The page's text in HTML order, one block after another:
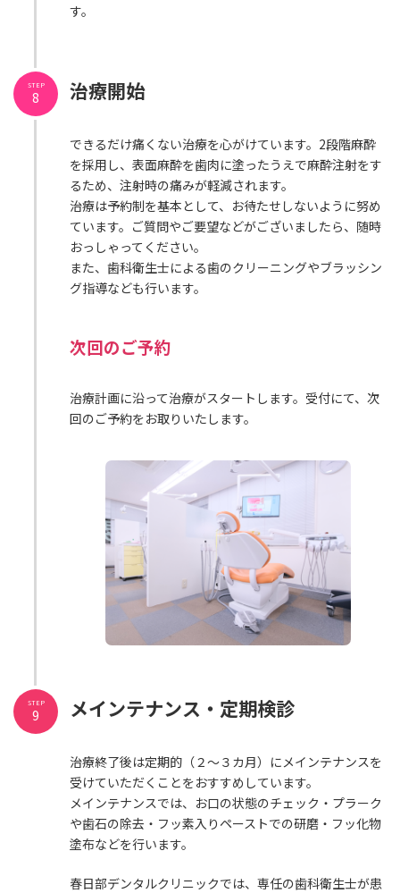
す。
治療開始
できるだけ痛くない治療を心がけています。2段階麻酔
を採用し、表面麻酔を歯肉に塗ったうえで麻酔注射をす
るため、注射時の痛みが軽減されます。
治療は予約制を基本として、お待たせしないように努め
ています。ご質問やご要望などがございましたら、随時
おっしゃってください。
また、歯科衛生士による歯のクリーニングやブラッシン
グ指導なども行います。
次回のご予約
治療計画に沿って治療がスタートします。受付にて、次
回のご予約をお取りいたします。
STEP
8
メインテナンス・定期検診
治療終了後は定期的（２～３カ月）にメインテナンスを
受けていただくことをおすすめしています。
メインテナンスでは、お口の状態のチェック・プラーク
や歯石の除去・フッ素入りペーストでの研磨・フッ化物
塗布などを行います。
春日部デンタルクリニックでは、専任の歯科衛生士が患
STEP
9